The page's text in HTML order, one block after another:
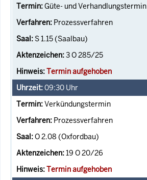
Güte- und Verhandlungstermin
Prozessverfahren
S 1.15 (Saalbau)
3 O 285/25
Termin aufgehoben
09:30 Uhr
Verkündungstermin
Prozessverfahren
O 2.08 (Oxfordbau)
19 O 20/26
Termin aufgehoben